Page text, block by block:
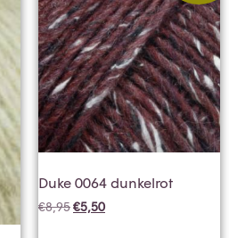
Duke 0064 dunkelrot
€8,95€5,50